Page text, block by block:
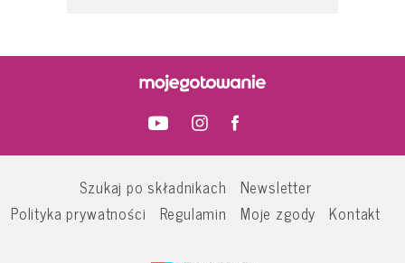
Szukaj po składnikach
Newsletter
Polityka prywatności
Regulamin Moje zgody Kontakt